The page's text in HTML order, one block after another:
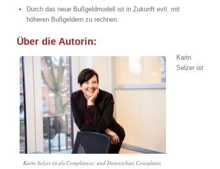
Durch das neue Bußgeldmodell ist in Zukunft evtl. mit
höheren Bußgeldern zu rechnen.
Über die Autorin:
Karin Selzer ist als Compliance- und Datenschutz Consultant,
Karin
Selzer ist